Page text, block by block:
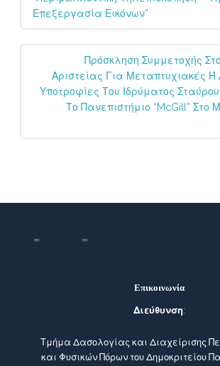
Επεξεργασία Εικόνων”
Πρόσκληση Συμμετοχής
Αριστείας Για Μεταπτυχιακές Ή
Υποτροφίες Του Ιδρύματος
Το Πανεπιστήμιο “McGill” Στο
Επικοινωνία
Διεύθυνση:
Τμήμα Δασολογίας και Διαχείρισης
και Φυσικών Πόρων του Δημοκριτείου